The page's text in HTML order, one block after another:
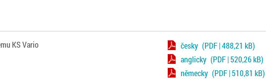
KS Vario česky (PDF | 488,21 kB)
anglicky (PDF | 520,26 kB)
německy (PDF | 510,81 kB)